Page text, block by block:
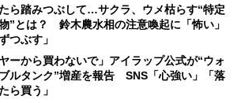
ら踏みつぶして…サクラ、ウメ枯らす“特定
”とは？ 鈴木農水相の注意喚起に「怖い」
つぶす」
ヤーから買わないで」アイラップ公式が“ウォ
ルタンク”増産を報告 SNS「心強い」「落
ら買う」